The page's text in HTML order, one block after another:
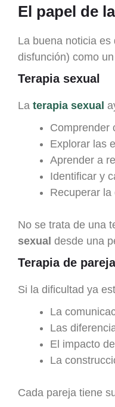
El papel de
La buena noticia es
disfunción) como
Terapia sexual
La terapia sexual
Comprender
Explorar las
Aprender a
Identificar y
Recuperar
No se trata de una
sexual desde una
Terapia de pareja
Si la dificultad ya
La
Las
El impacto
La
Cada pareja tiene